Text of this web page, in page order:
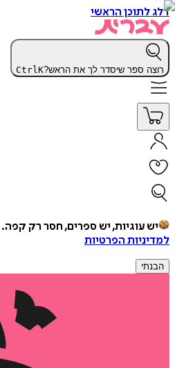
דלג לתוכן הראשי
רוצה ספר שיסדר לך את הראש? CtrlK
יש עוגיות, יש ספרים, חסר רק קפה.
למדיניות הפרטיות
הבנתי